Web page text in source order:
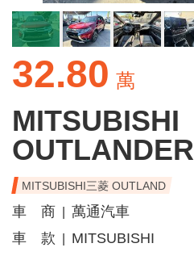
32.80 萬
MITSUBISHI
OUTLANDER
MITSUBISHI三菱 OUTLAND
車 商
萬通汽車
車 款
MITSUBISHI